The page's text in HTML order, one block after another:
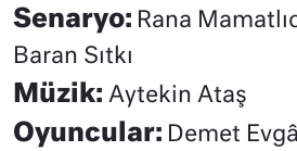
Senaryo: Rana
Baran Sıtkı
Müzik: Aytekin Ataş
Oyuncular: Demet